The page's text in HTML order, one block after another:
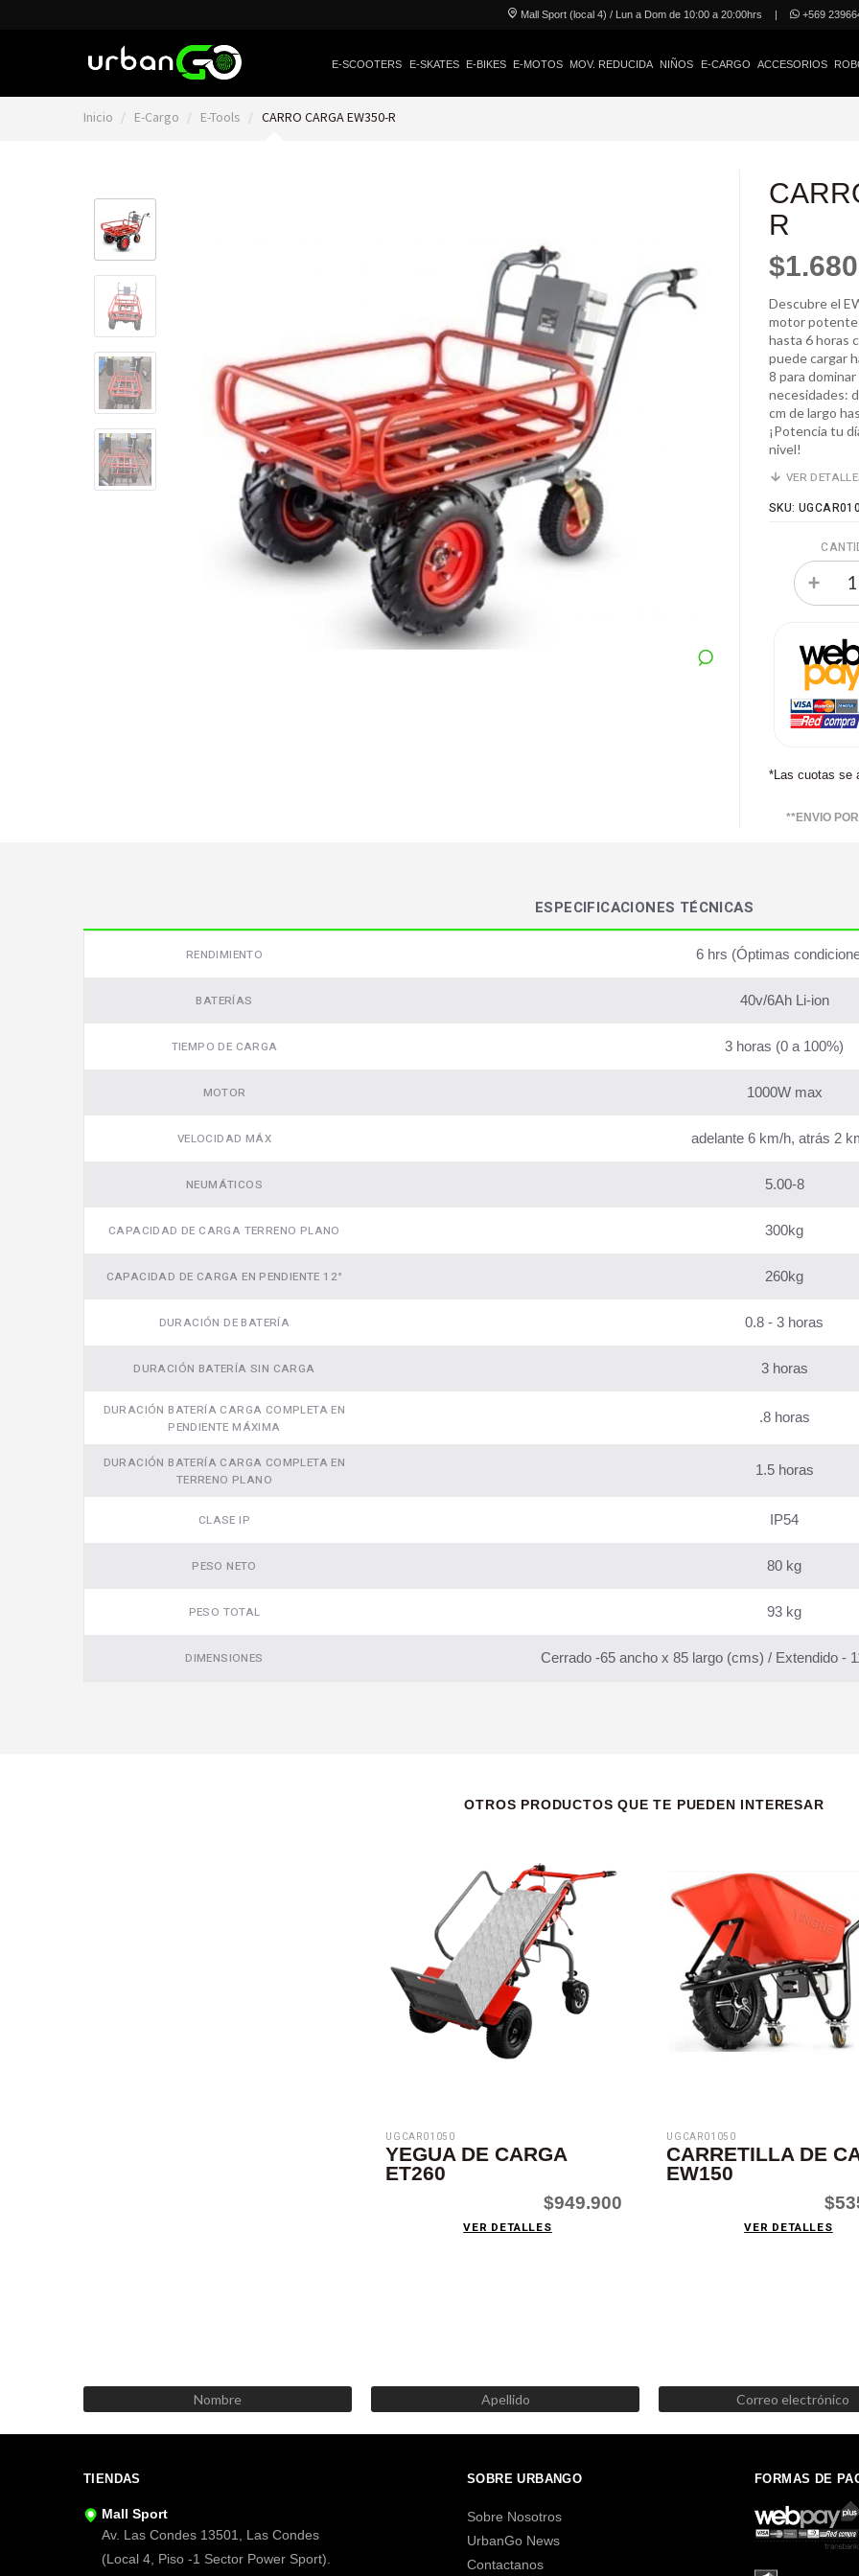
Mall Sport (local 4) / Lun a Dom de 10:00 a 20:00hrs | +569
E-SCOOTERS E-SKATES E-BIKES E-MOTOS MOV. REDUCIDA NIÑOS E-CARGO ACCESORIOS
Inicio E-Cargo E-Tools CARRO CARGA EW350-R
R
Descubre el
motor potente
hasta 6 horas
puede cargar
8 para
necesidades:
cm de largo
¡Potencia tu
nivel!
VER
SKU:
*Las cuotas se
**ENVIO
ESPECIFICACIONES TÉCNICAS
RENDIMIENTO 6 hrs (Óptimas
BATERÍAS 40v/6Ah Li-ion
TIEMPO DE CARGA 3 horas (0 a 100%)
MOTOR 1000W max
VELOCIDAD MÁX adelante 6 km/h, atrás 2
NEUMÁTICOS 5.00-8
CAPACIDAD DE CARGA TERRENO PLANO 300kg
CAPACIDAD DE CARGA EN PENDIENTE 12° 260kg
DURACIÓN DE BATERÍA 0.8 - 3 horas
DURACIÓN BATERÍA SIN CARGA 3 horas
DURACIÓN BATERÍA CARGA COMPLETA EN
PENDIENTE MÁXIMA
.8 horas
DURACIÓN BATERÍA CARGA COMPLETA EN
TERRENO PLANO
1.5 horas
CLASE IP IP54
PESO NETO 80 kg
PESO TOTAL 93 kg
DIMENSIONES Cerrado -65 ancho x 85 largo (cms) / Extendido -
OTROS PRODUCTOS QUE TE PUEDEN INTERESAR
UGCAR01050
YEGUA DE CARGA
ET260
$949.900
VER DETALLES
UGCAR01050
CARRETILLA DE
EW150
VER DETALLES
TIENDAS
Mall Sport
Av. Las Condes 13501, Las Condes
(Local 4, Piso -1 Sector Power Sport).
SOBRE URBANGO
Sobre Nosotros
UrbanGo News
Contactanos
FORMAS DE